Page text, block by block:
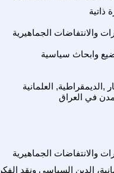
ذاتية
والانتفاضات الجماهيرية
وابحاث سياسية
,الديمقراطية, العلمانية
في العراق
والانتفاضات الجماهيرية
الدين السياسي ونقد الفكر